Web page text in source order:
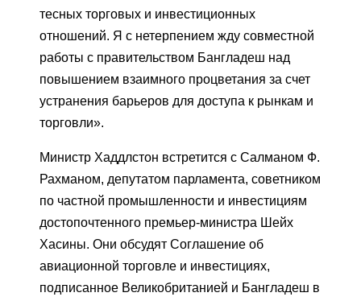
тесных торговых и инвестиционных
отношений. Я с нетерпением жду совместной
работы с правительством Бангладеш над
повышением взаимного процветания за счет
устранения барьеров для доступа к рынкам и
торговли».
Министр Хаддлстон встретится с Салманом Ф.
Рахманом, депутатом парламента, советником
по частной промышленности и инвестициям
достопочтенного премьер-министра Шейх
Хасины. Они обсудят Соглашение об
авиационной торговле и инвестициях,
подписанное Великобританией и Бангладеш в